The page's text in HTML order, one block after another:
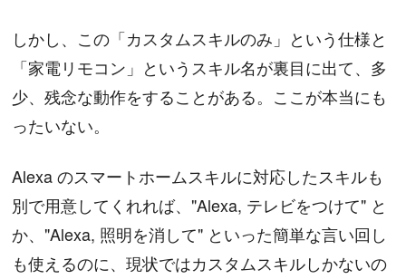
しかし、この「カスタムスキルのみ」という仕様と
「家電リモコン」というスキル名が裏目に出て、多
少、残念な動作をすることがある。ここが本当にも
ったいない。
Alexa のスマートホームスキルに対応したスキルも
別で用意してくれれば、"Alexa, テレビをつけて" と
か、"Alexa, 照明を消して" といった簡単な言い回し
も使えるのに、現状ではカスタムスキルしかないの